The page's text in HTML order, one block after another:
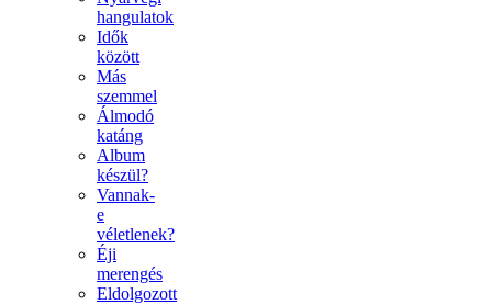
hangulatok
Idők
között
Más
szemmel
Álmodó
katáng
Album
készül?
Vannak-
e
véletlenek?
Éji
merengés
Eldolgozott